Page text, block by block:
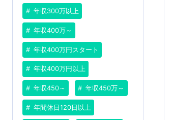
年収300万以上
年収400万～
年収400万円スタート
年収400万円以上
年収450～ 年収450万～
年間休日120日以上